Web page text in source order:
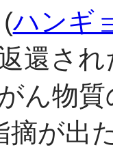
(ハンギ
還され
ん物
摘が出